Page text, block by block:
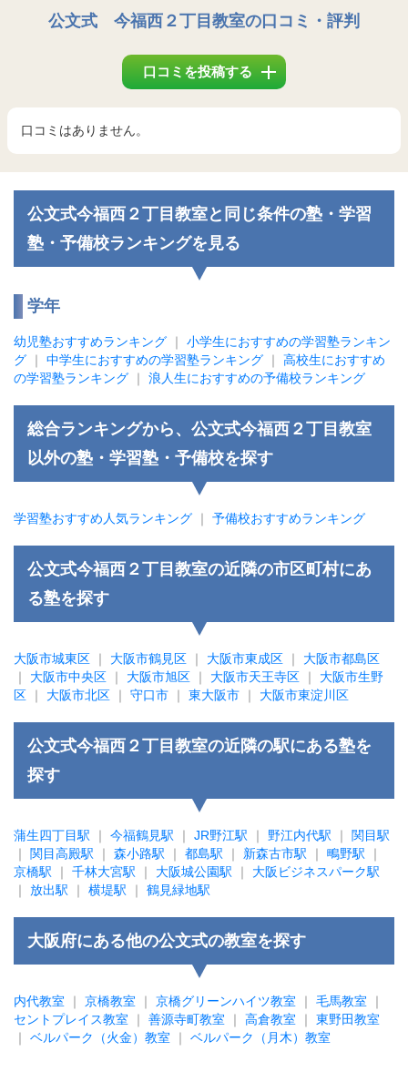
公文式 今福西２丁目教室の口コミ・評判
口コミを投稿する
口コミはありません。
公文式今福西２丁目教室と同じ条件の塾・学習
塾・予備校ランキングを見る
学年
幼児塾おすすめランキング ｜ 小学生におすすめの学習塾ランキン
グ ｜ 中学生におすすめの学習塾ランキング ｜ 高校生におすすめ
の学習塾ランキング ｜ 浪人生におすすめの予備校ランキング
総合ランキングから、公文式今福西２丁目教室
以外の塾・学習塾・予備校を探す
学習塾おすすめ人気ランキング ｜ 予備校おすすめランキング
公文式今福西２丁目教室の近隣の市区町村にあ
る塾を探す
大阪市城東区 ｜ 大阪市鶴見区 ｜ 大阪市東成区 ｜ 大阪市都島区
｜ 大阪市中央区 ｜ 大阪市旭区 ｜ 大阪市天王寺区 ｜ 大阪市生野
区 ｜ 大阪市北区 ｜ 守口市 ｜ 東大阪市 ｜ 大阪市東淀川区
公文式今福西２丁目教室の近隣の駅にある塾を
探す
蒲生四丁目駅 ｜ 今福鶴見駅 ｜ JR野江駅 ｜ 野江内代駅 ｜ 関目駅
｜ 関目高殿駅 ｜ 森小路駅 ｜ 都島駅 ｜ 新森古市駅 ｜ 鴫野駅 ｜
京橋駅 ｜ 千林大宮駅 ｜ 大阪城公園駅 ｜ 大阪ビジネスパーク駅
｜ 放出駅 ｜ 横堤駅 ｜ 鶴見緑地駅
大阪府にある他の公文式の教室を探す
内代教室 ｜ 京橋教室 ｜ 京橋グリーンハイツ教室 ｜ 毛馬教室 ｜
セントプレイス教室 ｜ 善源寺町教室 ｜ 高倉教室 ｜ 東野田教室
｜ ベルパーク（火金）教室 ｜ ベルパーク（月木）教室